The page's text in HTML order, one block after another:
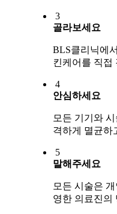
3
골라보세요
BLS클리닉에
킨케어를 직접
4
안심하세요
모든 기기와
격하게 멸균하
5
말해주세요
모든 시술은
영한 의료진의